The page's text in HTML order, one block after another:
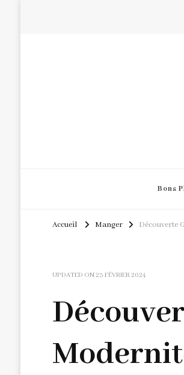
Bons
Accueil Manger Découverte
UPDATED ON23 FÉVRIER 2024